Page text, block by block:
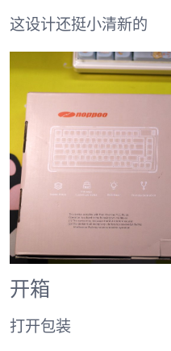
这设计还挺小清新的
开箱
打开包装